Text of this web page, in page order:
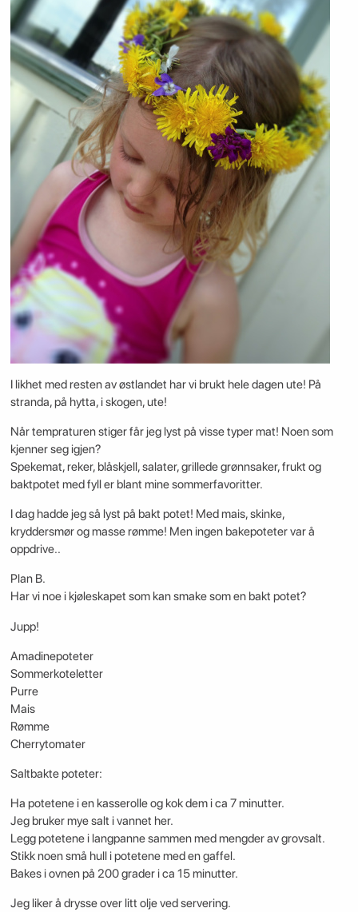
I likhet med resten av østlandet har vi brukt hele dagen ute! På
stranda, på hytta, i skogen, ute!
Når tempraturen stiger får jeg lyst på visse typer mat! Noen som
kjenner seg igjen?
Spekemat, reker, blåskjell, salater, grillede grønnsaker, frukt og
baktpotet med fyll er blant mine sommerfavoritter.
I dag hadde jeg så lyst på bakt potet! Med mais, skinke,
kryddersmør og masse rømme! Men ingen bakepoteter var å
oppdrive..
Plan B.
Har vi noe i kjøleskapet som kan smake som en bakt potet?
Jupp!
Amadinepoteter
Sommerkoteletter
Purre
Mais
Rømme
Cherrytomater
Saltbakte poteter:
Ha potetene i en kasserolle og kok dem i ca 7 minutter.
Jeg bruker mye salt i vannet her.
Legg potetene i langpanne sammen med mengder av grovsalt.
Stikk noen små hull i potetene med en gaffel.
Bakes i ovnen på 200 grader i ca 15 minutter.
Jeg liker å drysse over litt olje ved servering.